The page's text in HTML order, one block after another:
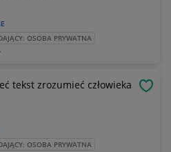
OSOBA PRYWATNA
tekst zrozumieć człowieka
OSOBA PRYWATNA